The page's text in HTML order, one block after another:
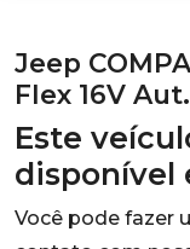
Jeep
Flex 16V Aut.
Este
disponível
Você pode fazer